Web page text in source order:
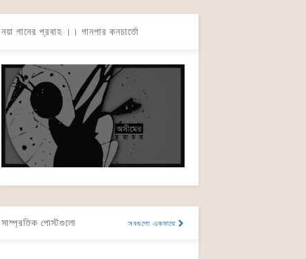
নয়া গানের প্রবাহ ।। গানপার কনচার্তো
সাম্প্রতিক পোস্টগুলো সবগুলো একসাথে